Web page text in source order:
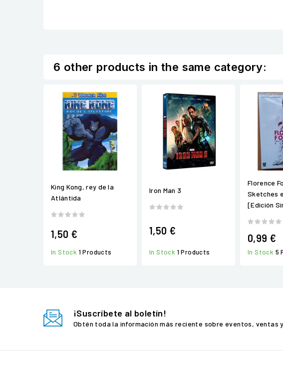
6 other products in the same category:
King Kong, rey de la
Atlántida
1,50 €
In Stock 1 Products
Iron Man 3
1,50 €
In Stock 1 Products
Florence
Sketches
[Edición
0,99 €
In Stock 5
¡Suscríbete al boletín!
Obtén toda la información más reciente sobre eventos, ventas